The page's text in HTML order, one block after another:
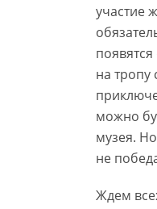
участие
на
можно
музея.
не
Ждем